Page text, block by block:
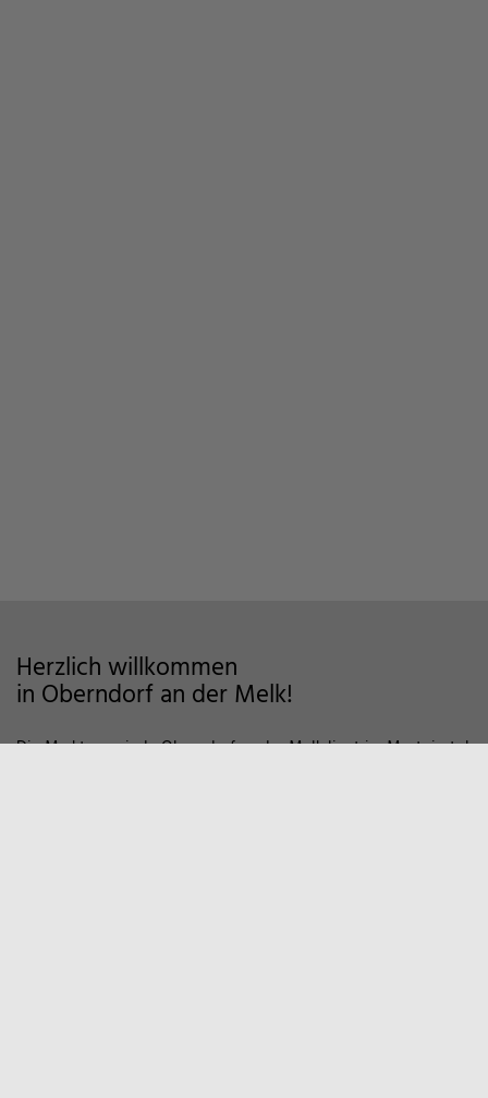
Herzlich willkommen
in Oberndorf an der Melk!
Die Marktgemeinde Oberndorf an der Melk liegt im Mostviertel